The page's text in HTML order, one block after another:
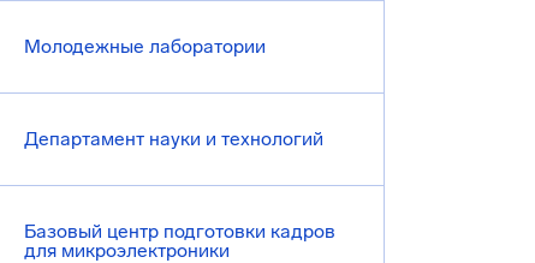
Молодежные лаборатории
Департамент науки и технологий
Базовый центр подготовки кадров
для микроэлектроники